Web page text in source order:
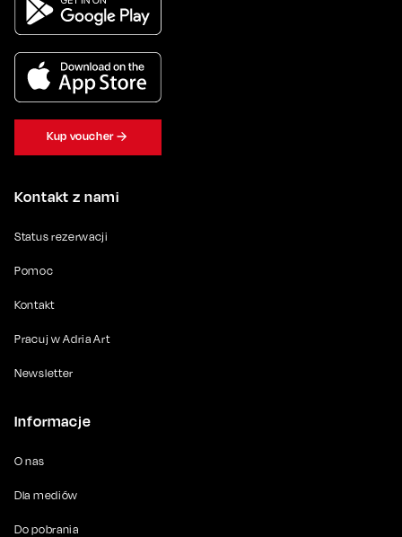
Kontakt z nami
Status rezerwacji
Pomoc
Kontakt
Pracuj w Adria Art
Newsletter
Informacje
O nas
Dla mediów
Do pobrania
Kup voucher